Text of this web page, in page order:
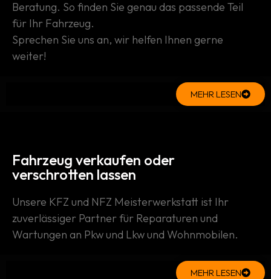
Beratung. So finden Sie genau das passende Teil
für Ihr Fahrzeug.
Sprechen Sie uns an, wir helfen Ihnen gerne
weiter!
MEHR LESEN
Fahrzeug verkaufen oder
verschrotten lassen
Unsere KFZ und NFZ Meisterwerkstatt ist Ihr
zuverlässiger Partner für Reparaturen und
Wartungen an Pkw und Lkw und Wohnmobilen.
MEHR LESEN